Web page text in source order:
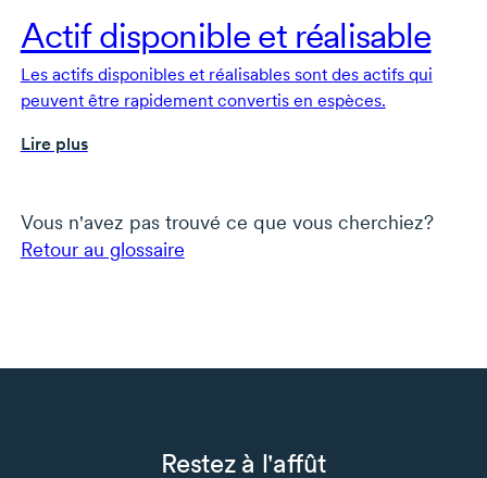
Actif disponible et réalisable
Les actifs disponibles et réalisables sont des actifs qui
peuvent être rapidement convertis en espèces.
Lire plus
Vous n'avez pas trouvé ce que vous cherchiez?
Retour au glossaire
Restez à l'affût